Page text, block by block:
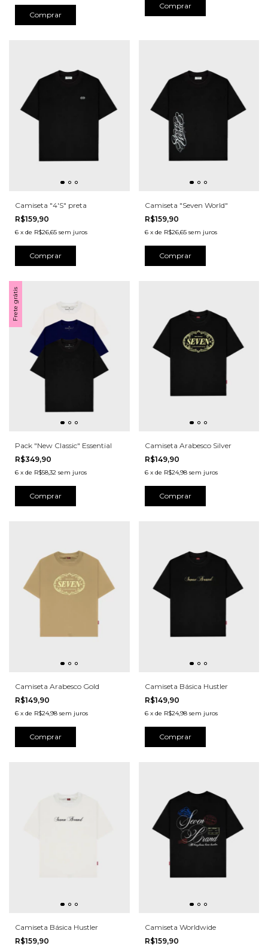
Comprar
Comprar
Camiseta "4'S" preta
R$159,90
6 x de R$26,65 sem juros
Comprar
Camiseta "Seven World"
R$159,90
6 x de R$26,65 sem juros
Comprar
Frete grátis
Pack "New Classic" Essential
R$349,90
6 x de R$58,32 sem juros
Comprar
Camiseta Arabesco Silver
R$149,90
6 x de R$24,98 sem juros
Comprar
Camiseta Arabesco Gold
R$149,90
6 x de R$24,98 sem juros
Comprar
Camiseta Básica Hustler
R$149,90
6 x de R$24,98 sem juros
Comprar
Camiseta Básica Hustler
R$159,90
Camiseta Worldwide
R$159,90